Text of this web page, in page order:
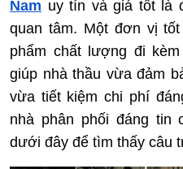
Nam uy tín và giá tốt là
quan tâm. Một đơn vị
phẩm chất lượng đi
giúp nhà thầu vừa đảm
vừa tiết kiệm chi phí
nhà phân phối đáng tin
dưới đây để tìm thấy câu